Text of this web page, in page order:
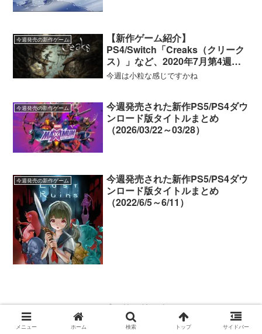
今週発売の新作ゲーム
【新作ゲーム紹介】
PS4/Switch「Creaks（クリーク
ス）」など、2020年7月第4週発
売の注目ゲームタイトルを紹介！
今週は小粒な感じですかね
今週発売の新作ゲーム
今週発売された新作PS5/PS4ダウ
ンロード版タイトルまとめ
（2026/03/22～03/28）
今週発売の新作ゲーム
今週発売された新作PS5/PS4ダウ
ンロード版タイトルまとめ
（2022/6/5～6/11）
スポンサーリンク
メニュー ホーム 検索 トップ サイドバー